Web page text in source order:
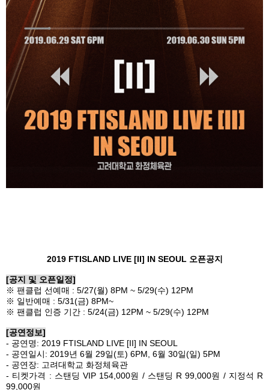
2019 FTISLAND LIVE [II] IN SEOUL 오픈공지
[공지 및 오픈일정]
※ 팬클럽 선예매 : 5/27(월) 8PM ~ 5/29(수) 12PM
※ 일반예매 : 5/31(금) 8PM~
※ 팬클럽 인증 기간 : 5/24(금) 12PM ~ 5/29(수) 12PM
[공연정보]
- 공연명: 2019 FTISLAND LIVE [II] IN SEOUL
- 공연일시: 2019년 6월 29일(토) 6PM, 6월 30일(일) 5PM
- 공연장: 고려대학교 화정체육관
- 티켓가격 : 스탠딩 VIP 154,000원 / 스탠딩 R 99,000원 / 지정석 R
99,000원